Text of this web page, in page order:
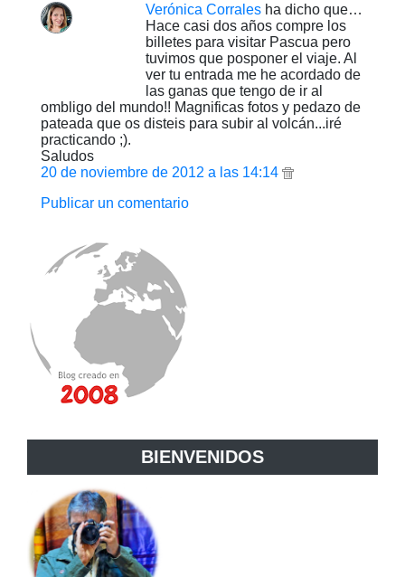
Verónica Corrales ha dicho que…
Hace casi dos años compre los
billetes para visitar Pascua pero
tuvimos que posponer el viaje. Al
ver tu entrada me he acordado de
las ganas que tengo de ir al
ombligo del mundo!! Magnificas fotos y pedazo de
pateada que os disteis para subir al volcán...iré
practicando ;).
Saludos
20 de noviembre de 2012 a las 14:14
Publicar un comentario
BIENVENIDOS